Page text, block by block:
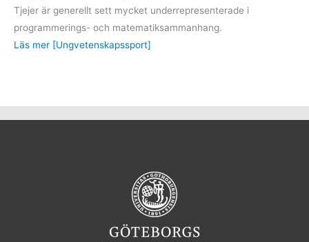
Tjejer är generellt sett mycket underrepresenterade i
programmerings- och matematiksammanhang.
Läs mer [Ungvetenskapssport]